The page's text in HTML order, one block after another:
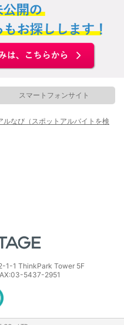
スマートフォンサイト
なび（スポットアルバイトを検
1-1 ThinkPark Tower 5F
5437-2951